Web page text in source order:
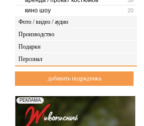
20
кино шоу
Фото / видео / аудио
Производство
Подарки
Персонал
добавить подрядчика